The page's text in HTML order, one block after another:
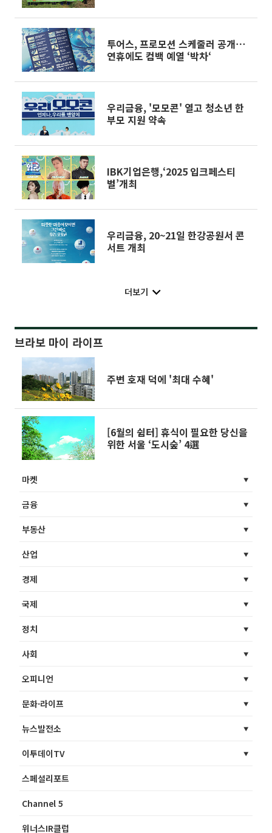
투어스, 프로모션 스케줄러 공개⋯
연휴에도 컴백 예열 ‘박차‘
우리금융, '모모콘' 열고 청소년 한
부모 지원 약속
IBK기업은행,‘2025 입크페스티
벌’개최
우리금융, 20~21일 한강공원서 콘
서트 개최
더보기
브라보 마이 라이프
주변 호재 덕에 '최대 수혜'
[6월의 쉼터] 휴식이 필요한 당신을
위한 서울 ‘도시숲’ 4選
마켓
금융
부동산
산업
경제
국제
정치
사회
오피니언
문화·라이프
뉴스발전소
이투데이TV
스페셜리포트
Channel 5
위너스IR클럽